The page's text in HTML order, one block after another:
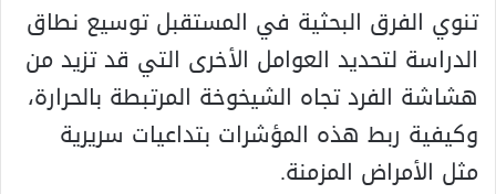
تنوي الفرق البحثية في المستقبل توسيع نطاق
الدراسة لتحديد العوامل الأخرى التي قد تزيد من
هشاشة الفرد تجاه الشيخوخة المرتبطة بالحرارة،
وكيفية ربط هذه المؤشرات بتداعيات سريرية
مثل الأمراض المزمنة.